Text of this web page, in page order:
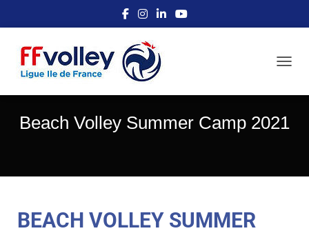
Beach Volley Summer Camp 2021
BEACH VOLLEY SUMMER